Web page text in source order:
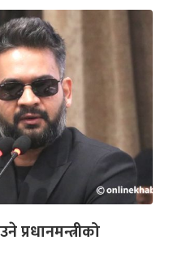
प्रधानमन्त्रीको